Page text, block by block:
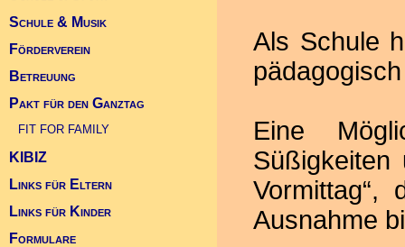
Schulsportwettkämpfe
Deutscher Schulsportpreis 2010
Schule & Musik
Landeskonzert im Kurhaus 2010
Förderverein
Allgemein
Projekte
Betreuung
FIT FOR FAMILY (Link)
Kontakt Betreuung
Pakt für den Ganztag
FIT FOR FAMILY
KIBIZ
Links für Eltern
Links für Kinder
Formulare
Als Schule
Eine
Süßigkeiten
Ausnahme